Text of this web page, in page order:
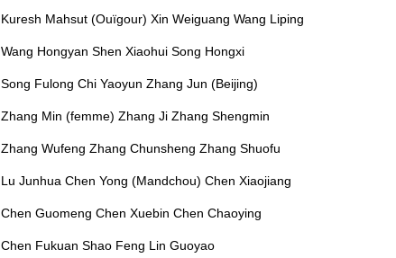
Kuresh Mahsut (Ouïgour) Xin Weiguang Wang Liping
Wang Hongyan Shen Xiaohui Song Hongxi
Song Fulong Chi Yaoyun Zhang Jun (Beijing)
Zhang Min (femme) Zhang Ji Zhang Shengmin
Zhang Wufeng Zhang Chunsheng Zhang Shuofu
Lu Junhua Chen Yong (Mandchou) Chen Xiaojiang
Chen Guomeng Chen Xuebin Chen Chaoying
Chen Fukuan Shao Feng Lin Guoyao